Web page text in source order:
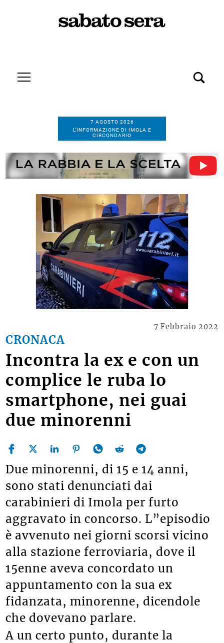
7 AGOSTO 2026
L’INFORMAZIONE DI IMOLA E
CIRCONDARIO
CRONACA
7 Febbraio 2022
Incontra la ex e con un
complice le ruba lo
smartphone, nei guai
due minorenni
Due minorenni, di 15 e 14 anni,
sono stati denunciati dai
carabinieri di Imola per furto
aggravato in concorso. L”episodio
è avvenuto nei giorni scorsi vicino
alla stazione ferroviaria, dove il
15enne aveva concordato un
appuntamento con la sua ex
fidanzata, minorenne, dicendole
che dovevano parlare.
A un certo punto, durante la